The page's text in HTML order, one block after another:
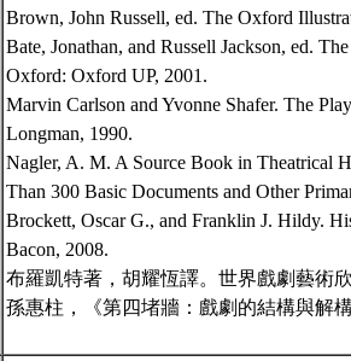
Brown, John Russell, ed. The Oxford
Bate, Jonathan, and Russell Jackson, ed.
Oxford: Oxford UP, 2001.
Marvin Carlson and Yvonne Shafer. The
Longman, 1990.
Nagler, A. M. A Source Book in Theatrical
Than 300 Basic Documents and Other
Brockett, Oscar G., and Franklin J. Hildy.
Bacon, 2008.
布羅凱特著，胡耀恆譯。世界戲劇藝術
孫惠柱，《第四堵牆：戲劇的結構與解